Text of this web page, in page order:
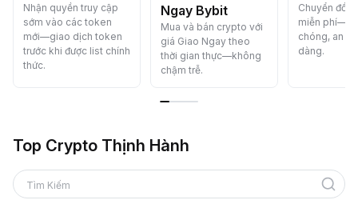
Nhận quyền truy cập
sớm vào các token
mới—giao dịch token
trước khi được list chính
thức.
Ngay Bybit
Mua và bán crypto với
giá Giao Ngay theo
thời gian thực—không
chậm trễ.
Chuyển đổi
miễn
chóng, an
dàng.
Top Crypto Thịnh Hành
Tìm Kiếm